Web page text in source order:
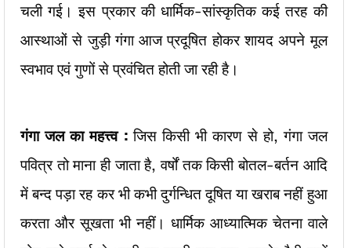
चली गई। इस प्रकार की धार्मिक-सांस्कृतिक कई तरह की
आस्थाओं से जुड़ी गंगा आज प्रदूषित होकर शायद अपने मूल
स्वभाव एवं गुणों से प्रवंचित होती जा रही है।
गंगा जल का महत्त्व : जिस किसी भी कारण से हो, गंगा जल
पवित्र तो माना ही जाता है, वर्षों तक किसी बोतल-बर्तन आदि
में बन्द पड़ा रह कर भी कभी दुर्गन्धित दूषित या खराब नहीं हुआ
करता और सूखता भी नहीं। धार्मिक आध्यात्मिक चेतना वाले